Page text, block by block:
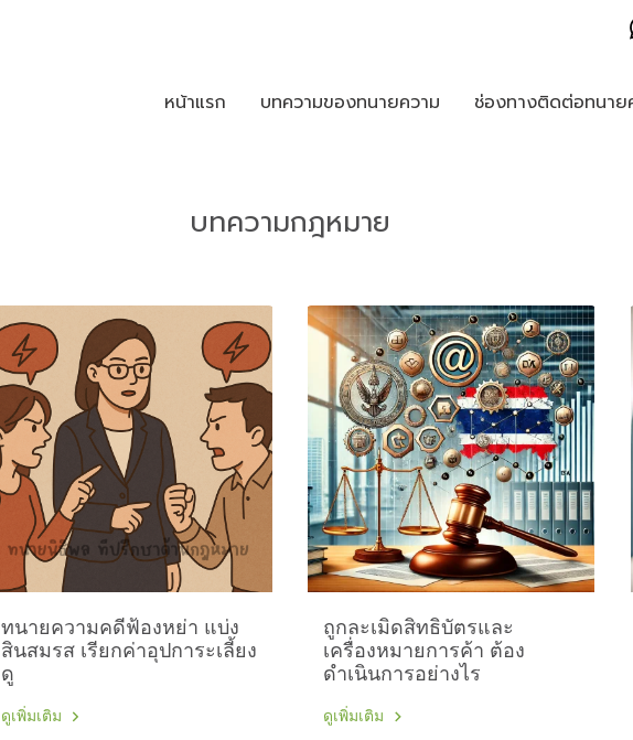
หน้าแรก บทความของทนายความ ช่องทางติดต่อทนาย
บทความกฎหมาย
ทนายความคดีฟ้องหย่า แบ่ง
สินสมรส เรียกค่าอุปการะเลี้ยง
ดู
ดูเพิ่มเติม
ถูกละเมิดสิทธิบัตรและ
เครื่องหมายการค้า ต้อง
ดำเนินการอย่างไร
ดูเพิ่มเติม